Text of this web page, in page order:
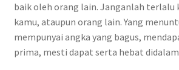
baik oleh orang lain. Janganlah terlalu
kamu, ataupun orang lain. Yang
mempunyai angka yang bagus,
prima, mesti dapat serta hebat